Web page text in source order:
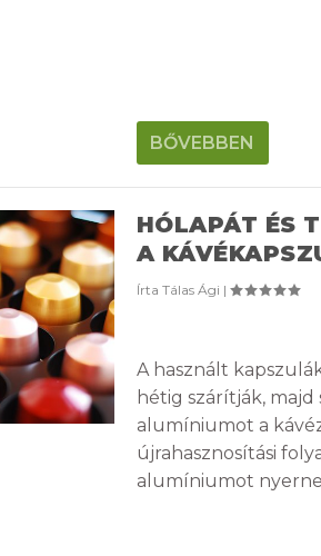
BŐVEBBEN
HÓLAPÁT ÉS
A
Írta Tálas Ági |
A használt
hétig szárítják, majd
alumíniumot a
újrahasznosítási
alumíniumot